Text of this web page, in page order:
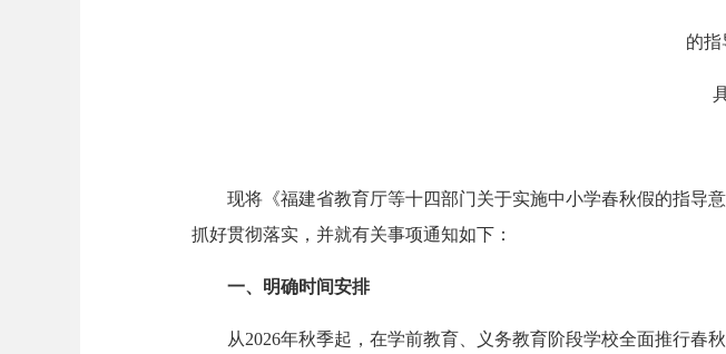
的指导
具
现将《福建省教育厅等十四部门关于实施中小学春秋假的指导意
抓好贯彻落实，并就有关事项通知如下：
一、明确时间安排
从2026年秋季起，在学前教育、义务教育阶段学校全面推行春